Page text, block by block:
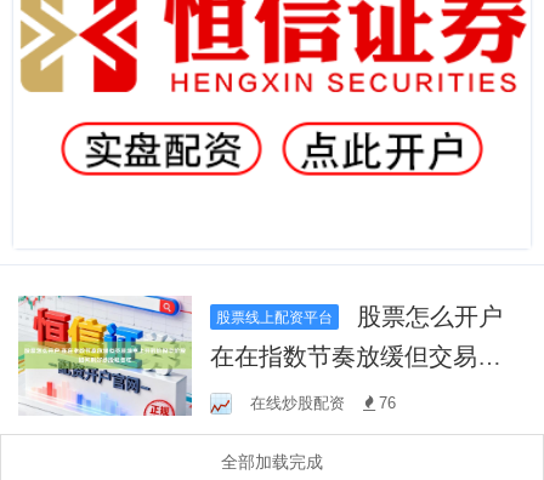
股票线上配资平台
在在指数节奏放缓但交易频
率上升的阶段中阶段如何用
好炒股融资杠
在线炒股配资 76
全部加载完成